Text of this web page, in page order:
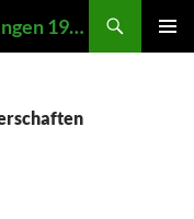
Balker Schießgesellschaft Leichlingen 1907 e.V.